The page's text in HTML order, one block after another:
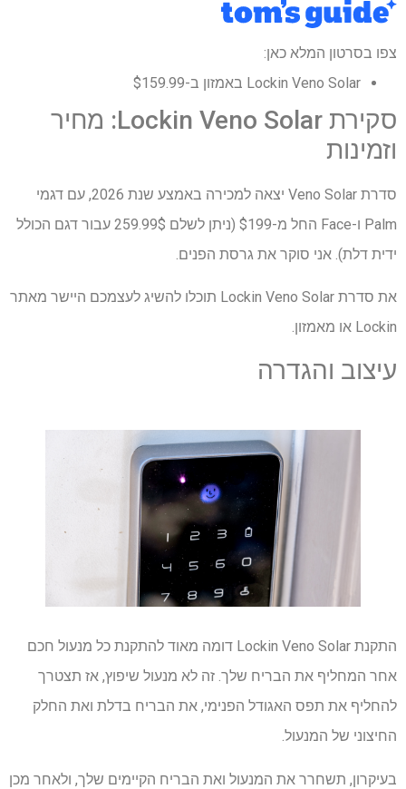
צפו בסרטון המלא כאן:
Lockin Veno Solar באמזון ב-$159.99
סקירת Lockin Veno Solar: מחיר
וזמינות
סדרת Veno Solar יצאה למכירה באמצע שנת 2026, עם דגמי
Palm ו-Face החל מ-$199 (ניתן לשלם 259.99$ עבור דגם הכולל
ידית דלת). אני סוקר את גרסת הפנים.
את סדרת Lockin Veno Solar תוכלו להשיג לעצמכם היישר מאתר
Lockin או מאמזון.
עיצוב והגדרה
התקנת Lockin Veno Solar דומה מאוד להתקנת כל מנעול חכם
אחר המחליף את הבריח שלך. זה לא מנעול שיפוץ, אז תצטרך
להחליף את תפס האגודל הפנימי, את הבריח בדלת ואת החלק
החיצוני של המנעול.
בעיקרון, תשחרר את המנעול ואת הבריח הקיימים שלך, ולאחר מכן